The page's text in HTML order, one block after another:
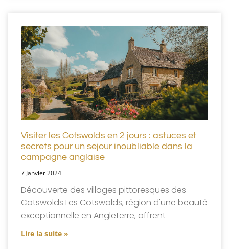
Visiter les Cotswolds en 2 jours : astuces et
secrets pour un sejour inoubliable dans la
campagne anglaise
7 Janvier 2024
Découverte des villages pittoresques des
Cotswolds Les Cotswolds, région d'une beauté
exceptionnelle en Angleterre, offrent
Lire la suite »